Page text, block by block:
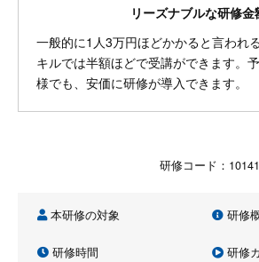
リーズナブルな研修金
一般的に1人3万円ほどかかると言われ
キルでは半額ほどで受講ができます。
様でも、安価に研修が導入できます。
研修コード：
本研修の対象 研修
研修時間 研修